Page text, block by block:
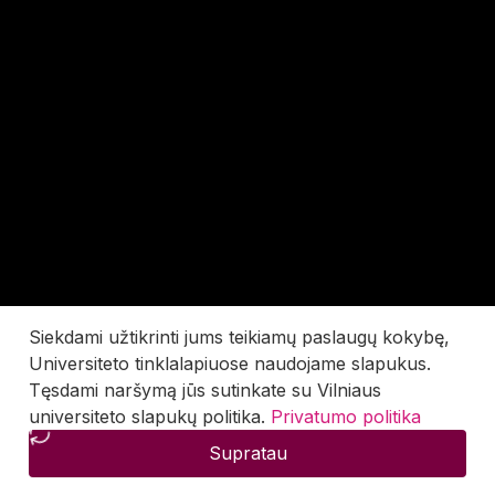
Siekdami užtikrinti jums teikiamų paslaugų kokybę,
Universiteto tinklalapiuose naudojame slapukus.
Tęsdami naršymą jūs sutinkate su Vilniaus
universiteto slapukų politika. Privatumo politika
Supratau